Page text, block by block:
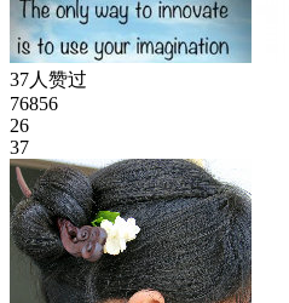
37人赞过
76856
26
37